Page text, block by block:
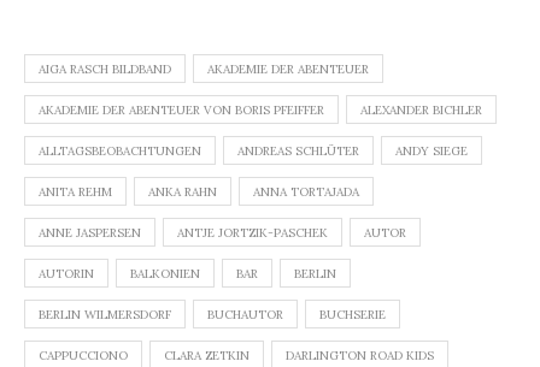
AIGA RASCH BILDBAND AKADEMIE DER ABENTEUER
AKADEMIE DER ABENTEUER VON BORIS PFEIFFER ALEXANDER BICHLER
ALLTAGSBEOBACHTUNGEN ANDREAS SCHLÜTER ANDY SIEGE
ANITA REHM ANKA RAHN ANNA TORTAJADA
ANNE JASPERSEN ANTJE JORTZIK-PASCHEK AUTOR
AUTORIN BALKONIEN BAR BERLIN
BERLIN WILMERSDORF BUCHAUTOR BUCHSERIE
CAPPUCCIONO CLARA ZETKIN DARLINGTON ROAD KIDS